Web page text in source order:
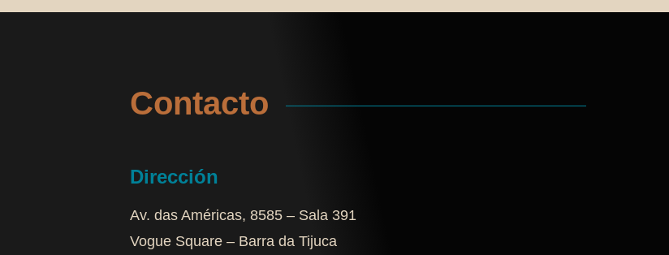
Contacto
Dirección
Av. das Américas, 8585 – Sala 391
Vogue Square – Barra da Tijuca